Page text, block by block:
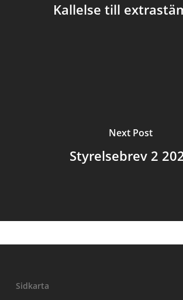
Kallelse till
Next Post
Styrelsebrev 2
Sidkarta